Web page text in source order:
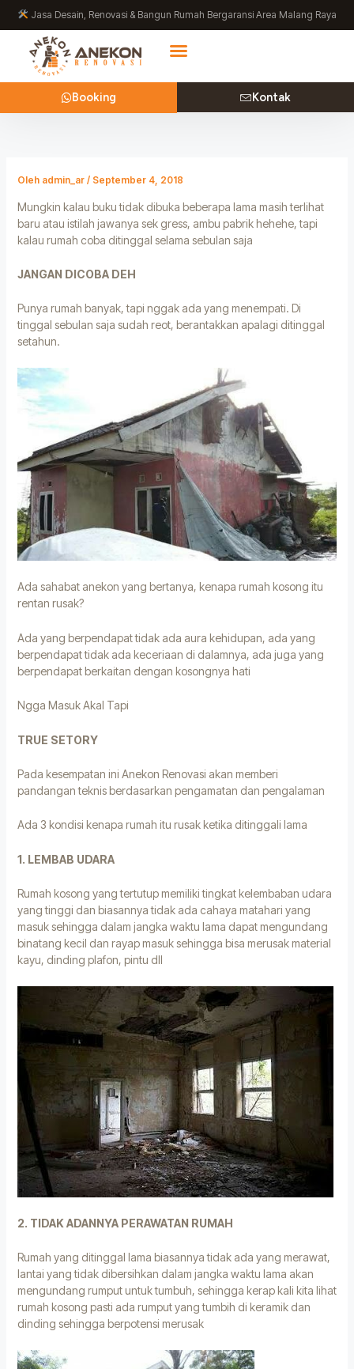
Lewati
Jasa Desain, Renovasi & Bangun Rumah Bergaransi Area Malang Raya
Booking Kontak
Oleh admin_ar / September 4, 2018
Mungkin kalau buku tidak dibuka beberapa lama masih terlihat
baru atau istilah jawanya sek gress, ambu pabrik hehehe, tapi
kalau rumah coba ditinggal selama sebulan saja
JANGAN DICOBA DEH
Punya rumah banyak, tapi nggak ada yang menempati. Di
tinggal sebulan saja sudah reot, berantakkan apalagi ditinggal
setahun.
Ada sahabat anekon yang bertanya, kenapa rumah kosong itu
rentan rusak?
Ada yang berpendapat tidak ada aura kehidupan, ada yang
berpendapat tidak ada keceriaan di dalamnya, ada juga yang
berpendapat berkaitan dengan kosongnya hati
Ngga Masuk Akal Tapi
TRUE SETORY
Pada kesempatan ini Anekon Renovasi akan memberi
pandangan teknis berdasarkan pengamatan dan pengalaman
Ada 3 kondisi kenapa rumah itu rusak ketika ditinggali lama
1. LEMBAB UDARA
Rumah kosong yang tertutup memiliki tingkat kelembaban udara
yang tinggi dan biasannya tidak ada cahaya matahari yang
masuk sehingga dalam jangka waktu lama dapat mengundang
binatang kecil dan rayap masuk sehingga bisa merusak material
kayu, dinding plafon, pintu dll
2. TIDAK ADANNYA PERAWATAN RUMAH
Rumah yang ditinggal lama biasannya tidak ada yang merawat,
lantai yang tidak dibersihkan dalam jangka waktu lama akan
mengundang rumput untuk tumbuh, sehingga kerap kali kita lihat
rumah kosong pasti ada rumput yang tumbih di keramik dan
dinding sehingga berpotensi merusak